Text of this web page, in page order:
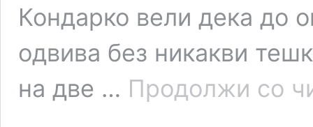
Кондарко вели дека до
одвива без никакви
на две … Продолжи со